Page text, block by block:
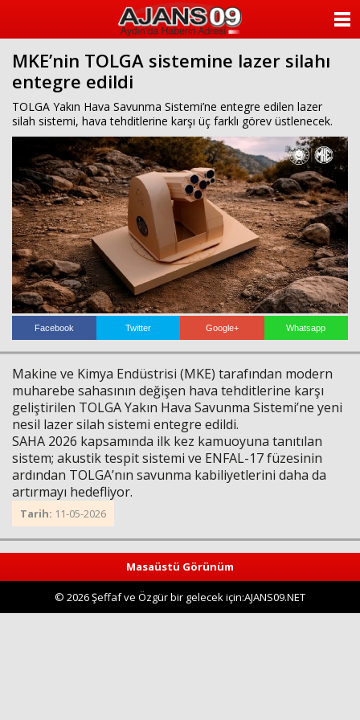
MKE’nin TOLGA sistemine lazer silahı
entegre edildi
TOLGA Yakın Hava Savunma Sistemi’ne entegre edilen lazer
silah sistemi, hava tehditlerine karşı üç farklı görev üstlenecek.
Facebook Twitter Google+ Whatsapp
Makine ve Kimya Endüstrisi (MKE) tarafından modern
muharebe sahasının değişen hava tehditlerine karşı
geliştirilen TOLGA Yakın Hava Savunma Sistemi’ne yeni
nesil lazer silah sistemi entegre edildi.
SAHA 2026 kapsamında ilk kez kamuoyuna tanıtılan
sistem; akustik tespit sistemi ve ENFAL-17 füzesinin
ardından TOLGA’nın savunma kabiliyetlerini daha da
artırmayı hedefliyor.
Tarih: 11-05-2026
Masaüstü Görünüm
© 2026 Şeffaf ve Özgür bir gelecek için:AJANS09.NET
KATEGORİLER
ANKETLER
FOTO GALERİ
VİDEO GALERİ
KÜNYE
İLETİŞİM